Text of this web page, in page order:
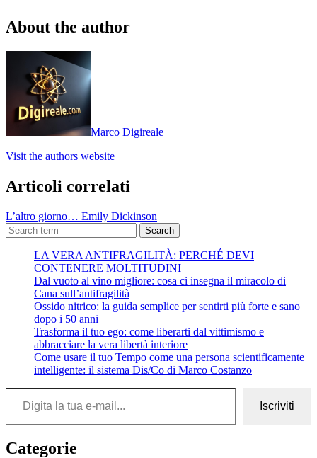
About the author
Marco Digireale
Visit the authors website
Articoli correlati
L’altro giorno… Emily Dickinson
Search
LA VERA ANTIFRAGILITÀ: PERCHÉ DEVI
CONTENERE MOLTITUDINI
Dal vuoto al vino migliore: cosa ci insegna il miracolo di
Cana sull’antifragilità
Ossido nitrico: la guida semplice per sentirti più forte e sano
dopo i 50 anni
Trasforma il tuo ego: come liberarti dal vittimismo e
abbracciare la vera libertà interiore
Come usare il tuo Tempo come una persona scientificamente
intelligente: il sistema Dis/Co di Marco Costanzo
Digita la tua e-mail...
Iscriviti
Categorie